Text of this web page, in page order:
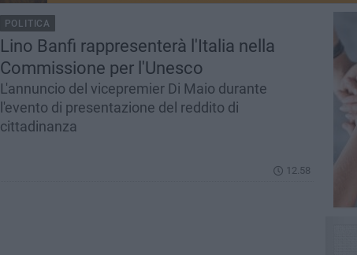
POLITICA
Lino Banfi rappresenterà l'Italia nella
Commissione per l'Unesco
L'annuncio del vicepremier Di Maio durante
l'evento di presentazione del reddito di
cittadinanza
12.58